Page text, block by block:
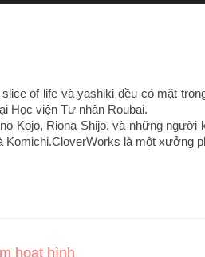
of life và yashiki đều có mặt
Học viện Tư nhân Roubai.
Kojo, Riona Shijo, và những
Komichi.CloverWorks là một xưởng
hoạt hình